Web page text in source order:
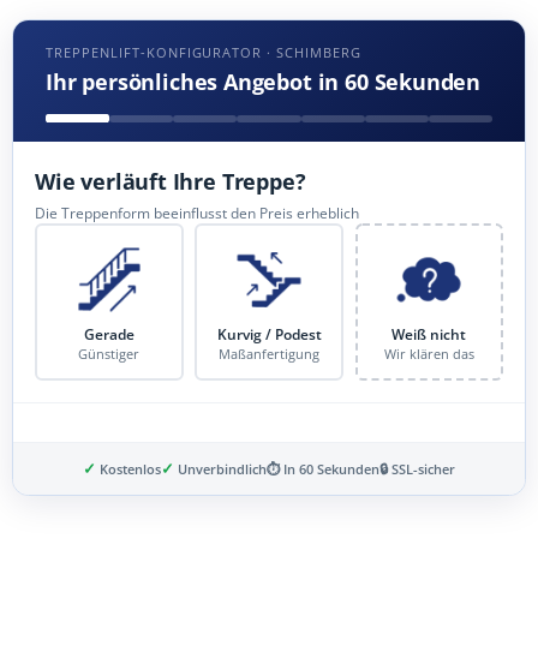
TREPPENLIFT-KONFIGURATOR · SCHIMBERG
Ihr persönliches Angebot in 60 Sekunden
Wie verläuft Ihre Treppe?
Die Treppenform beeinflusst den Preis erheblich
Gerade
Günstiger
Kurvig / Podest
Maßanfertigung
Weiß nicht
Wir klären das
✓ Kostenlos✓ Unverbindlich⏱ In 60 Sekunden🔒 SSL-sicher